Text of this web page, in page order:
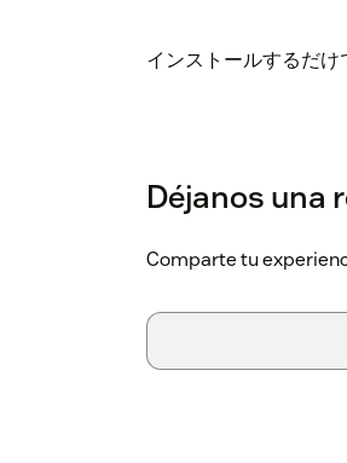
インストールするだけ
Déjanos una
Comparte tu